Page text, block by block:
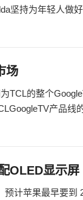
坚持为年轻人做
场
TCL的整个
产品线
OLED显示屏
计苹果最早要到